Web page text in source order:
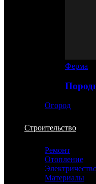
Ферма
Огород
Строительство
Ремонт
Отопление
Материалы